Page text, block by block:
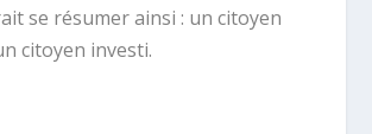
se résumer ainsi : un citoyen
citoyen investi.